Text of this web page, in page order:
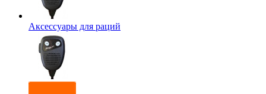
Аксессуары для раций